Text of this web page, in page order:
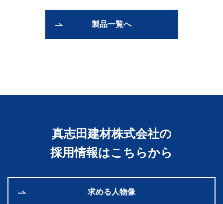
製品一覧へ
真志田建材株式会社の
採用情報はこちらから
求める人物像